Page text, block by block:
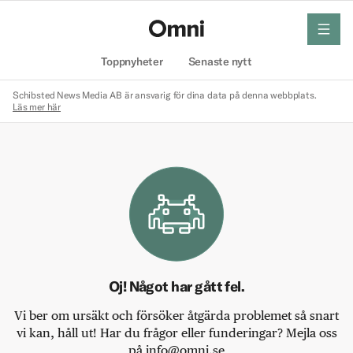
Toppnyheter Senaste nytt
meny
Schibsted News Media AB är ansvarig för dina data på denna webbplats.
Läs mer här
Oj! Något har gått fel.
Vi ber om ursäkt och försöker åtgärda problemet så snart
vi kan, håll ut! Har du frågor eller funderingar? Mejla oss